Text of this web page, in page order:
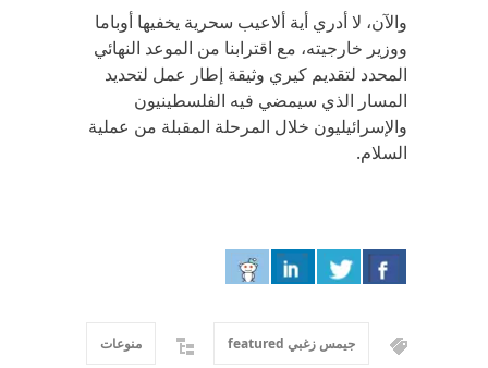
والآن، لا أدري أية ألاعيب سحرية يخفيها أوباما
ووزير خارجيته، مع اقترابنا من الموعد النهائي
المحدد لتقديم كيري وثيقة إطار عمل لتحديد
المسار الذي سيمضي فيه الفلسطينيون
والإسرائيليون خلال المرحلة المقبلة من عملية
السلام.
جيمس زغبي featured منوعات